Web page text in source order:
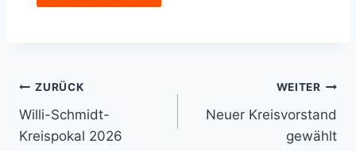
Beitrags-
Navigation
ZURÜCK
Willi-Schmidt-
Kreispokal 2026
WEITER
Neuer Kreisvorstand
gewählt